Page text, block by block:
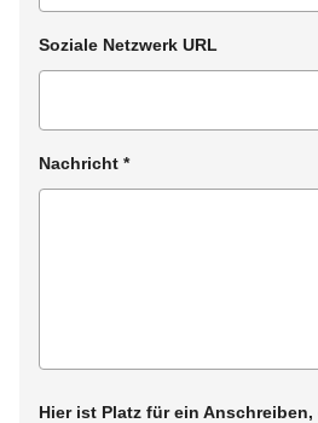
Soziale Netzwerk URL
Nachricht *
Hier ist Platz für ein